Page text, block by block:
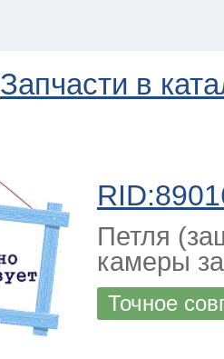
Запчасти в
Петля
камеры
Точное